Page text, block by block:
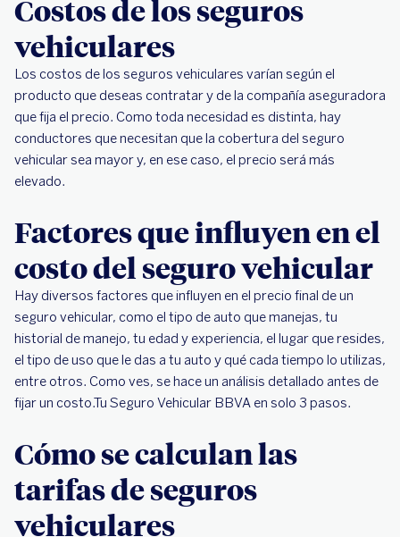
Costos de los seguros
vehiculares
Los costos de los seguros vehiculares varían según el
producto que deseas contratar y de la compañía aseguradora
que fija el precio. Como toda necesidad es distinta, hay
conductores que necesitan que la cobertura del seguro
vehicular sea mayor y, en ese caso, el precio será más
elevado.
Factores que influyen en el
costo del seguro vehicular
Hay diversos factores que influyen en el precio final de un
seguro vehicular, como el tipo de auto que manejas, tu
historial de manejo, tu edad y experiencia, el lugar que resides,
el tipo de uso que le das a tu auto y qué cada tiempo lo utilizas,
entre otros. Como ves, se hace un análisis detallado antes de
fijar un costo.Tu Seguro Vehicular BBVA en solo 3 pasos.
Cómo se calculan las
tarifas de seguros
vehiculares